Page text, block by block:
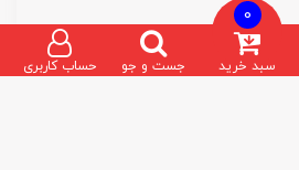
0
سبد خرید جست و جو حساب کاربری